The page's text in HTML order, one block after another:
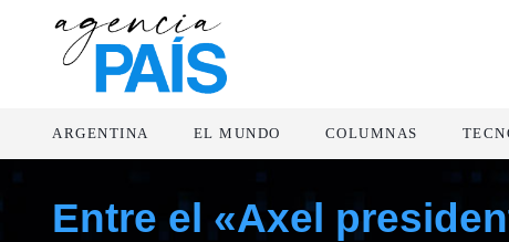
ARGENTINA EL MUNDO COLUMNAS
Entre el «Axel